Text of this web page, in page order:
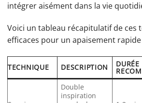
intégrer aisément dans la vie
Voici un tableau récapitulatif de ces
efficaces pour un apaisement
TECHNIQUE DESCRIPTION DURÉE
Double
inspiration